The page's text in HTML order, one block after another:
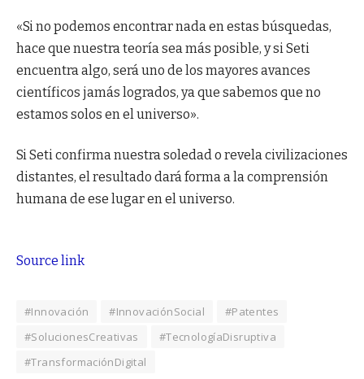
«Si no podemos encontrar nada en estas búsquedas,
hace que nuestra teoría sea más posible, y si Seti
encuentra algo, será uno de los mayores avances
científicos jamás logrados, ya que sabemos que no
estamos solos en el universo».
Si Seti confirma nuestra soledad o revela civilizaciones
distantes, el resultado dará forma a la comprensión
humana de ese lugar en el universo.
Source link
#Innovación #InnovaciónSocial
#Patentes
#SolucionesCreativas
#TecnologíaDisruptiva
#TransformaciónDigital